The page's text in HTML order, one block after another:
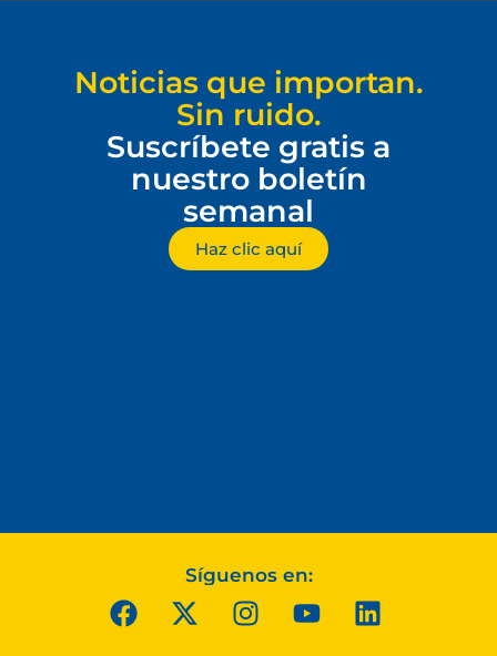
Noticias que importan.
Sin ruido.
Suscríbete gratis a
nuestro boletín
semanal
Haz clic aquí
Síguenos en: